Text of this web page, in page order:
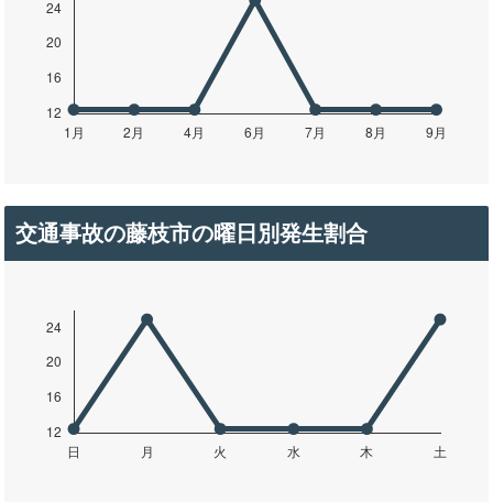
交通事故の藤枝市の曜日別発生割合